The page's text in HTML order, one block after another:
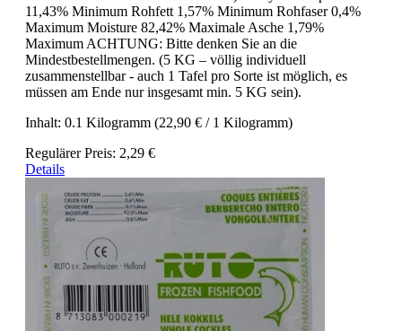
11,43% Minimum Rohfett 1,57% Minimum Rohfaser 0,4%
Maximum Moisture 82,42% Maximale Asche 1,79%
Maximum ACHTUNG: Bitte denken Sie an die
Mindestbestellmengen. (5 KG – völlig individuell
zusammenstellbar - auch 1 Tafel pro Sorte ist möglich, es
müssen am Ende nur insgesamt min. 5 KG sein).
Inhalt: 0.1 Kilogramm (22,90 € / 1 Kilogramm)
Regulärer Preis: 2,29 €
Details